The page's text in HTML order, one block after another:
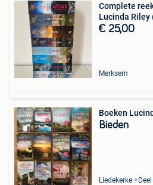
Complete
Lucinda Riley
€ 25,00
Merksem
Boeken
Bieden